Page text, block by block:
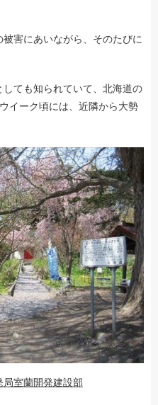
害にあいながら、そのたびに
ても知られていて、北海道の
イーク頃には、近隣から大勢
局室蘭開発建設部